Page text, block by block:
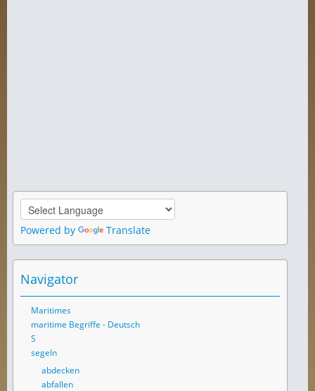
Powered by Translate
Navigator
Maritimes
maritime Begriffe - Deutsch
S
segeln
abdecken
abfallen